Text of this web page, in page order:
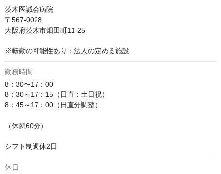
茨木医誠会病院
〒567-0028
大阪府茨木市畑田町11-25
※転勤の可能性あり：法人の定める施設
勤務時間
8：30〜17：00
8：30～17：15（日直：土日祝）
8：45～17：00（日直分調整）
（休憩60分）
シフト制週休2日
休日